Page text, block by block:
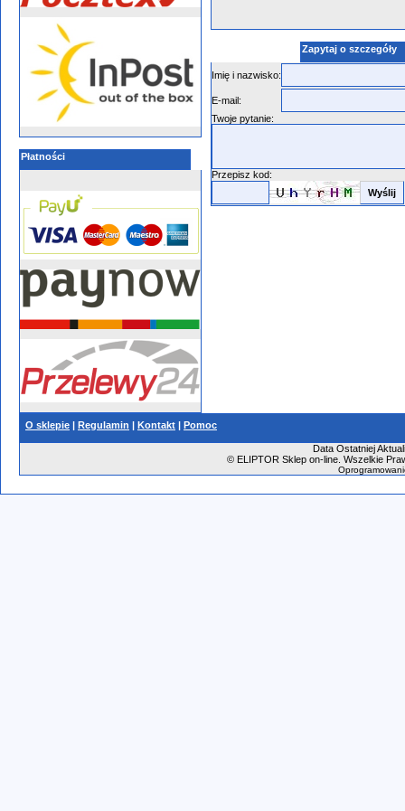
Płatności
Zapytaj o szczegóły
Imię i nazwisko:
E-mail:
Twoje pytanie:
Przepisz kod:
O sklepie | Regulamin | Kontakt | Pomoc
Data Ostatniej
©ELIPTOR Sklep on-line. Wszelkie